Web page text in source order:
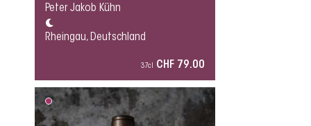
Peter Jakob Kühn
Rheingau, Deutschland
37cl CHF 79.00